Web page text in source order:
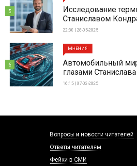
Исследование
Станиславом
22:30 | 28-05-2025
5
МНЕНИЯ
Автомобильный
глазами
16:15 | 07-03-2025
6
Вопросы и новости читателей
Ответы читателям
Фейки в СМИ